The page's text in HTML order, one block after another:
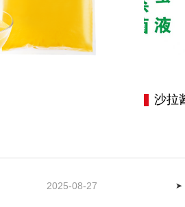
沙拉
2025-08-27